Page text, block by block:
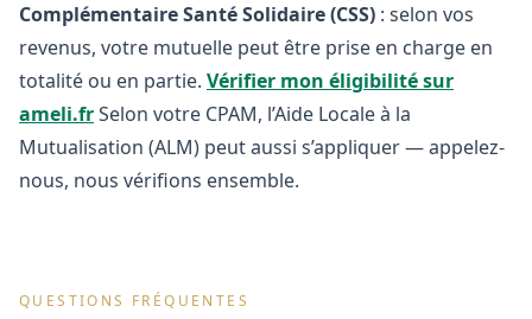
Complémentaire Santé Solidaire (CSS) : selon vos
revenus, votre mutuelle peut être prise en charge en
totalité ou en partie. Vérifier mon éligibilité sur
ameli.frSelon votre CPAM, l’Aide Locale à la
Mutualisation (ALM) peut aussi s’appliquer — appelez-
nous, nous vérifions ensemble.
QUESTIONS FRÉQUENTES